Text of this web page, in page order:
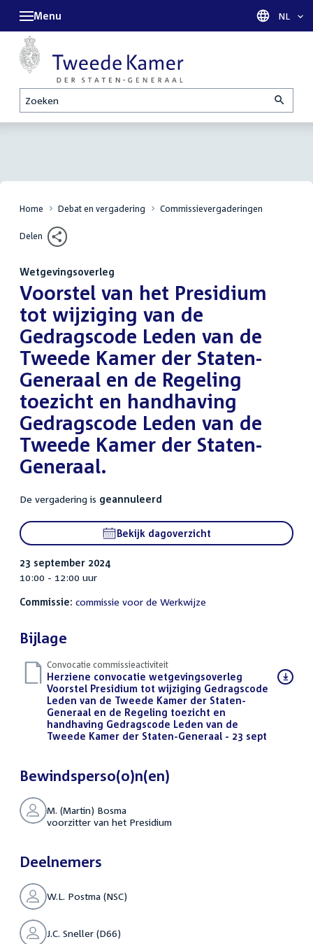
Zoeken
Menu Taal
NL
Home Debat en vergadering Commissievergaderingen
Delen
Wetgevingsoverleg
:Voorstel van het Presidium
tot wijziging van de
Gedragscode Leden van de
Tweede Kamer der Staten-
Generaal en de Regeling
toezicht en handhaving
Gedragscode Leden van de
Tweede Kamer der Staten-
Generaal.
De vergadering is geannuleerd
Bekijk dagoverzicht
23 september 2024
10:00 - 12:00 uur
Commissie: commissie voor de Werkwijze
Bijlage
Convocatie commissieactiviteit
Download
bestand:
Herziene convocatie wetgevingsoverleg
Voorstel Presidium tot wijziging Gedragscode
Leden van de Tweede Kamer der Staten-
Generaal en de Regeling toezicht en
handhaving Gedragscode Leden van de
Tweede Kamer der Staten-Generaal - 23 sept
Bewindsperso(o)n(en)
M. (Martin) Bosma
voorzitter van het Presidium
Deelnemers
W.L. Postma (NSC)
J.C. Sneller (D66)